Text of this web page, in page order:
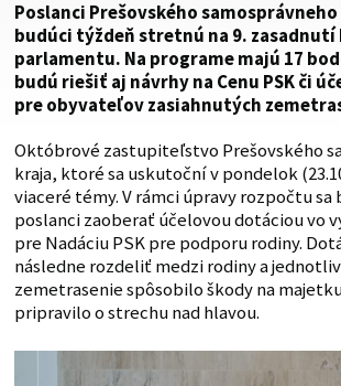
Poslanci Prešovského samosprávneho
budúci týždeň stretnú na 9. zasadnutí
parlamentu. Na programe majú 17
budú riešiť aj návrhy na Cenu PSK či
pre obyvateľov zasiahnutých
Októbrové zastupiteľstvo Prešovského
kraja, ktoré sa uskutoční v pondelok
viaceré témy. V rámci úpravy rozpočtu sa
poslanci zaoberať účelovou dotáciou vo
pre Nadáciu PSK pre podporu rodiny.
následne rozdeliť medzi rodiny a
zemetrasenie spôsobilo škody na
pripravilo o strechu nad hlavou.